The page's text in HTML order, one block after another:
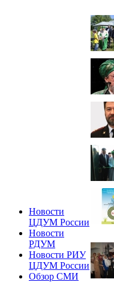
Новости
ЦДУМ России
Новости
РДУМ
Новости РИУ
ЦДУМ России
Обзор СМИ